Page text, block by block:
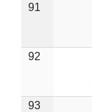
91
92
93